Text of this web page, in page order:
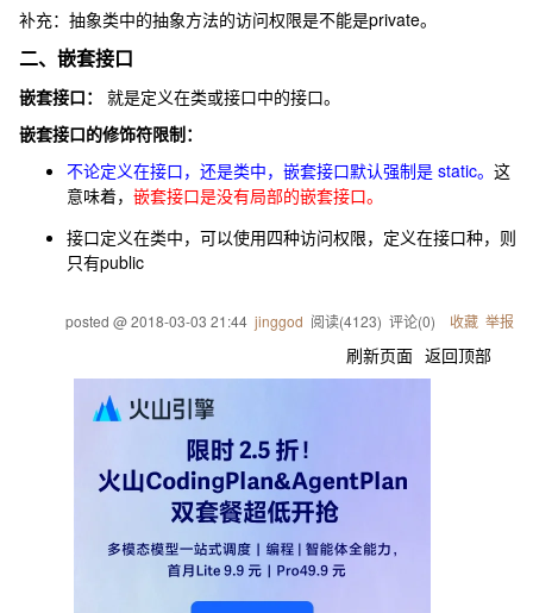
补充：抽象类中的抽象方法的访问权限是不能是private。
二、嵌套接口
嵌套接口：
就是定义在类或接口中的接口。
嵌套接口的修饰符限制：
不论定义在接口，还是类中，嵌套接口默认强制是static。这
意味着，嵌套接口是没有局部的嵌套接口。
接口定义在类中，可以使用四种访问权限，定义在接口种，则
只有public
posted @2018-03-03 21:44 jinggod 阅读(4123) 评论(0) 收藏 举报
刷新页面 返回顶部